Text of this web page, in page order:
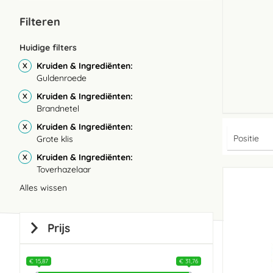
Filteren
Huidige filters
Kruiden & Ingrediënten
Guldenroede
Kruiden & Ingrediënten
Brandnetel
Kruiden & Ingrediënten
Grote klis
Kruiden & Ingrediënten
Toverhazelaar
Alles wissen
Prijs
€ 15,87 € 31,76